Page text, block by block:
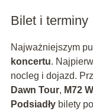
Bilet i terminy
Najważniejszym
koncertu.
nocleg i dojazd.
Dawn Tour, M72
Podsiadłybilety